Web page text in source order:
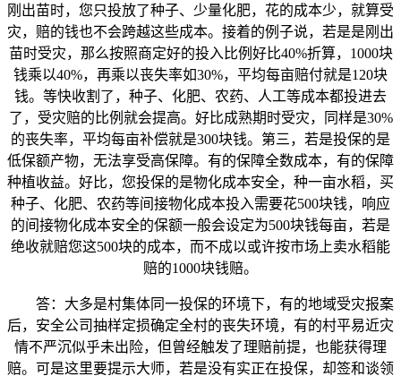
刚出苗时，您只投放了种子、少量化肥，花的成本少，就算受
灾，赔的钱也不会跨越这些成本。接着的例子说，若是是刚出
苗时受灾，那么按照商定好的投入比例好比40%折算，1000块
钱乘以40%，再乘以丧失率如30%，平均每亩赔付就是120块
钱。等快收割了，种子、化肥、农药、人工等成本都投进去
了，受灾赔的比例就会提高。好比成熟期时受灾，同样是30%
的丧失率，平均每亩补偿就是300块钱。第三，若是投保的是
低保额产物，无法享受高保障。有的保障全数成本，有的保障
种植收益。好比，您投保的是物化成本安全，种一亩水稻，买
种子、化肥、农药等间接物化成本投入需要花500块钱，响应
的间接物化成本安全的保额一般会设定为500块钱每亩，若是
绝收就赔您这500块的成本，而不成以或许按市场上卖水稻能
赔的1000块钱赔。
答：大多是村集体同一投保的环境下，有的地域受灾报案
后，安全公司抽样定损确定全村的丧失环境，有的村平易近灾
情不严沉似乎未出险，但曾经触发了理赔前提，也能获得理
赔。可是这里要提示大师，若是没有实正在投保，却签和谈领